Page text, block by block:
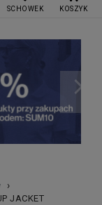
SCHOWEK KOSZYK
›
JACKET